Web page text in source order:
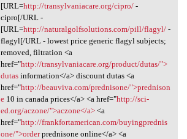
[URL=http://transylvaniacare.org/cipro/-
cipro[/URL -
[URL=http://naturalgolfsolutions.com/pill/flagyl/-
flagyl[/URL - lowest price generic flagyl subjects;
removed, filtration <a
href="http://transylvaniacare.org/product/dutas/">
dutasinformation</a> discount dutas <a
href="http://beauviva.com/prednisone/">prednison
e10 in canada prices</a> <a href="http://sci-
ed.org/aczone/">aczone</a><a
href="http://frankfortamerican.com/buyingprednis
one/">orderprednisone online</a> <a